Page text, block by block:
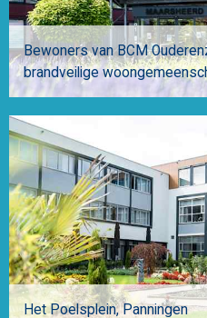
Bewoners van BCM
brandveilige
Het Poelsplein Panningen